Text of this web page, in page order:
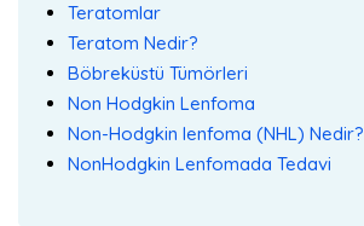
Teratomlar
Teratom Nedir?
Böbreküstü Tümörleri
Non Hodgkin Lenfoma
Non-Hodgkin lenfoma (NHL) Nedir?
NonHodgkin Lenfomada Tedavi